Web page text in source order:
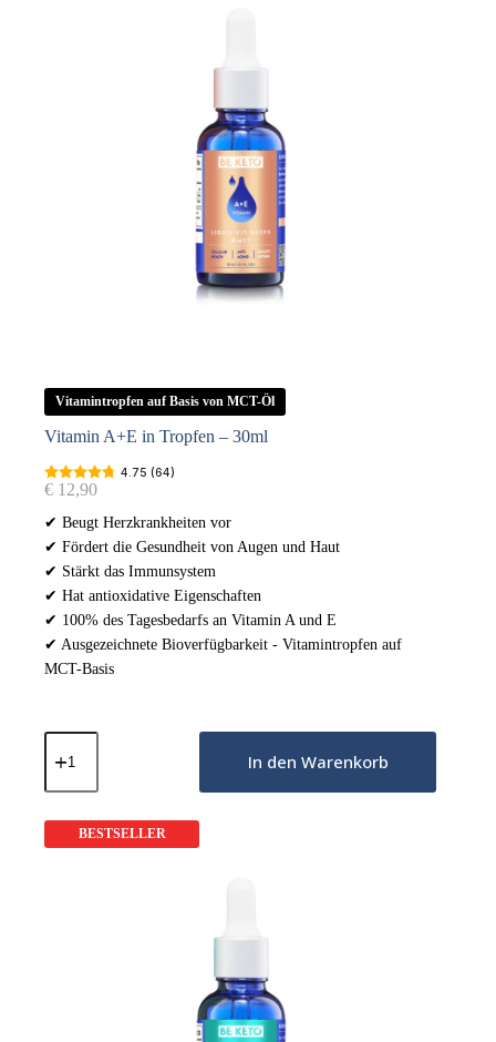
Vitamintropfen auf Basis von MCT-Öl
Vitamin A+E in Tropfen – 30ml
4.75 (64)
€ 12,90
✔ Beugt Herzkrankheiten vor
✔ Fördert die Gesundheit von Augen und Haut
✔ Stärkt das Immunsystem
✔ Hat antioxidative Eigenschaften
✔ 100% des Tagesbedarfs an Vitamin A und E
✔ Ausgezeichnete Bioverfügbarkeit - Vitamintropfen auf
MCT-Basis
Vitamin
A+E
Tropfen
Menge
In den Warenkorb
BESTSELLER